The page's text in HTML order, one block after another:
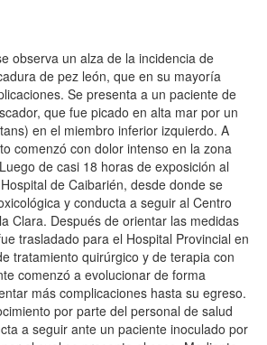
observa un alza de la incidencia de
de pez león, que en su mayoría
Se presenta a un paciente de
que fue picado en alta mar por un
en el miembro inferior izquierdo. A
comenzó con dolor intenso en la zona
de casi 18 horas de exposición al
de Caibarién, desde donde se
y conducta a seguir al Centro
Clara. Después de orientar las medidas
trasladado para el Hospital Provincial en
tratamiento quirúrgico y de terapia con
comenzó a evolucionar de forma
más complicaciones hasta su egreso.
por parte del personal de salud
a seguir ante un paciente inoculado por